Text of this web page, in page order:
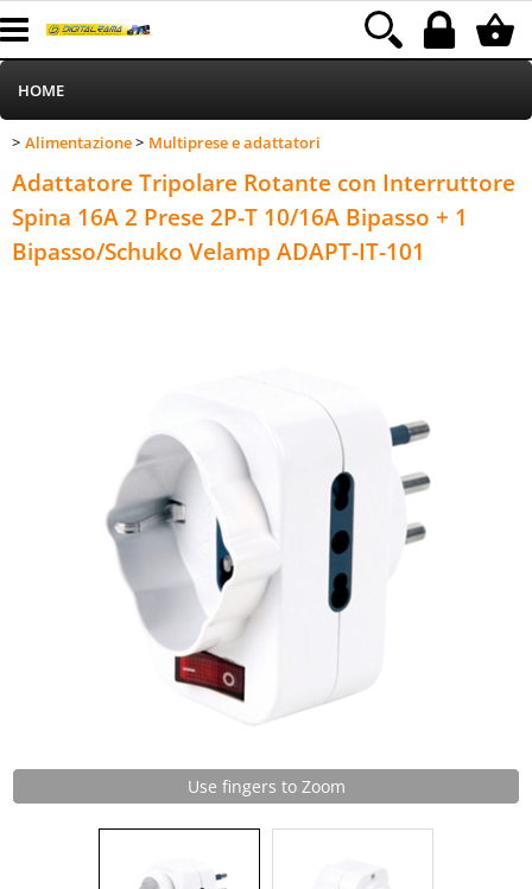
Category: HOME>Alimentazione>Multiprese e adattatori
HOME
Informatica
Telefonia
Stampa
Illuminazione
Alimentazione Multiprese e adattatori
Adattatore Tripolare Rotante con Interruttore
Spina 16A 2 Prese 2P-T 10/16A Bipasso + 1
Bipasso/Schuko Velamp ADAPT-IT-101
Use fingers to Zoom